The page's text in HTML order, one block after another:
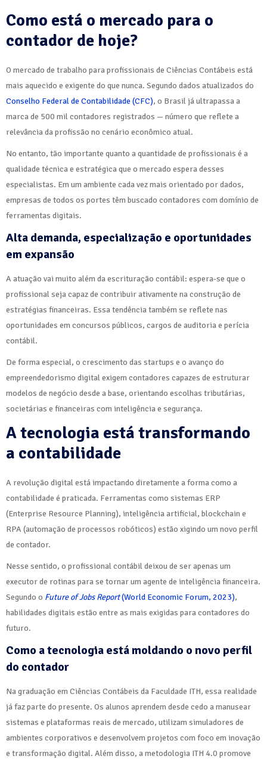
Como está o mercado para o
contador de hoje?
O mercado de trabalho para profissionais de Ciências Contábeis está
mais aquecido e exigente do que nunca. Segundo dados atualizados do
Conselho Federal de Contabilidade (CFC), o Brasil já ultrapassa a
marca de 500 mil contadores registrados — número que reflete a
relevância da profissão no cenário econômico atual.
No entanto, tão importante quanto a quantidade de profissionais é a
qualidade técnica e estratégica que o mercado espera desses
especialistas. Em um ambiente cada vez mais orientado por dados,
empresas de todos os portes têm buscado contadores com domínio de
ferramentas digitais.
Alta demanda, especialização e oportunidades
em expansão
A atuação vai muito além da escrituração contábil: espera-se que o
profissional seja capaz de contribuir ativamente na construção de
estratégias financeiras. Essa tendência também se reflete nas
oportunidades em concursos públicos, cargos de auditoria e perícia
contábil.
De forma especial, o crescimento das startups e o avanço do
empreendedorismo digital exigem contadores capazes de estruturar
modelos de negócio desde a base, orientando escolhas tributárias,
societárias e financeiras com inteligência e segurança.
A tecnologia está transformando
a contabilidade
A revolução digital está impactando diretamente a forma como a
contabilidade é praticada. Ferramentas como sistemas ERP
(Enterprise Resource Planning), inteligência artificial, blockchain e
RPA (automação de processos robóticos) estão xigindo um novo perfil
de contador.
Nesse sentido, o profissional contábil deixou de ser apenas um
executor de rotinas para se tornar um agente de inteligência financeira.
Segundo o Future of Jobs Report(World Economic Forum, 2023),
habilidades digitais estão entre as mais exigidas para contadores do
futuro.
Como a tecnologia está moldando o novo perfil
do contador
Na graduação em Ciências Contábeis da Faculdade ITH, essa realidade
já faz parte do presente. Os alunos aprendem desde cedo a manusear
sistemas e plataformas reais de mercado, utilizam simuladores de
ambientes corporativos e desenvolvem projetos com foco em inovação
e transformação digital. Além disso, a metodologia ITH 4.0 promove